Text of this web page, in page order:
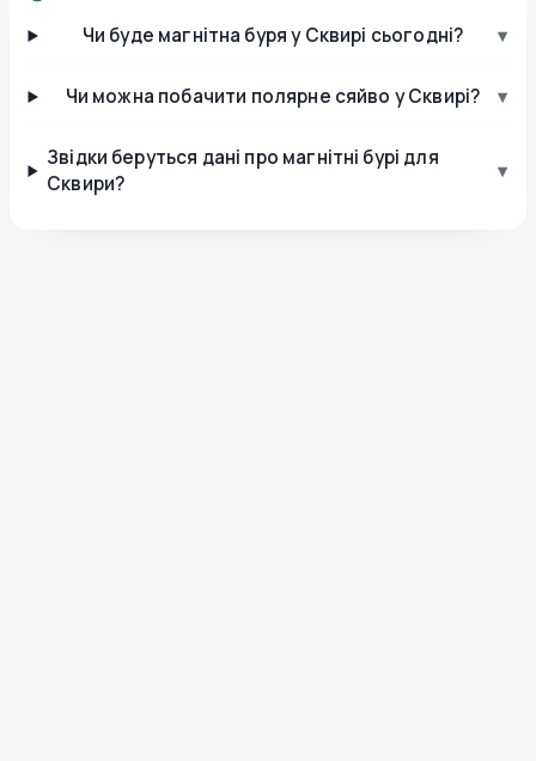
Чи буде магнітна буря у Сквирі сьогодні? ▾
Чи можна побачити полярне сяйво у Сквирі? ▾
Звідки беруться дані про магнітні бурі для
Сквири?
▾